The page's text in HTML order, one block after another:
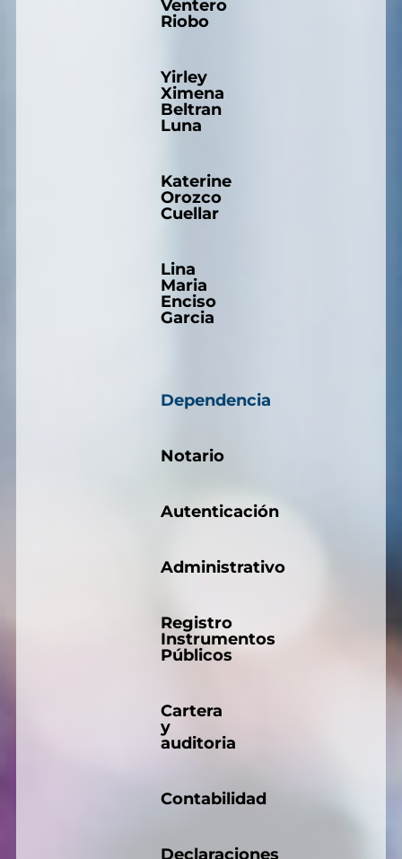
Ventero
Riobo
Yirley
Ximena
Beltran
Luna
Katerine
Orozco
Cuellar
Lina
Maria
Enciso
Garcia
Dependencia
Notario
Autenticación
Administrativo
Registro
Instrumentos
Públicos
Cartera
y
auditoria
Contabilidad
Declaraciones